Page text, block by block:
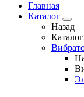
Главная
Каталог
Назад
Каталог